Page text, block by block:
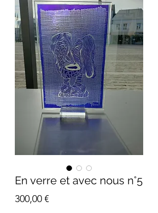
En verre et avec nous n°5
300,00 €Prix